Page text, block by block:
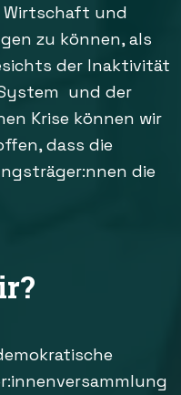
Wirtschaft und
zu können, als
der Inaktivität
und der
Krise können wir
dass die
die